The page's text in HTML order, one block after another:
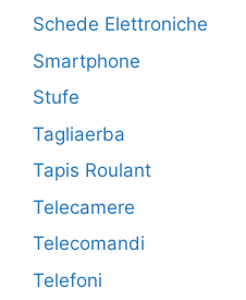
Schede Elettroniche
Smartphone
Stufe
Tagliaerba
Tapis Roulant
Telecamere
Telecomandi
Telefoni